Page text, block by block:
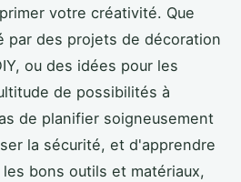
votre créativité. Que
par des projets de décoration
ou des idées pour les
de possibilités à
de planifier soigneusement
la sécurité, et d'apprendre
bons outils et matériaux,